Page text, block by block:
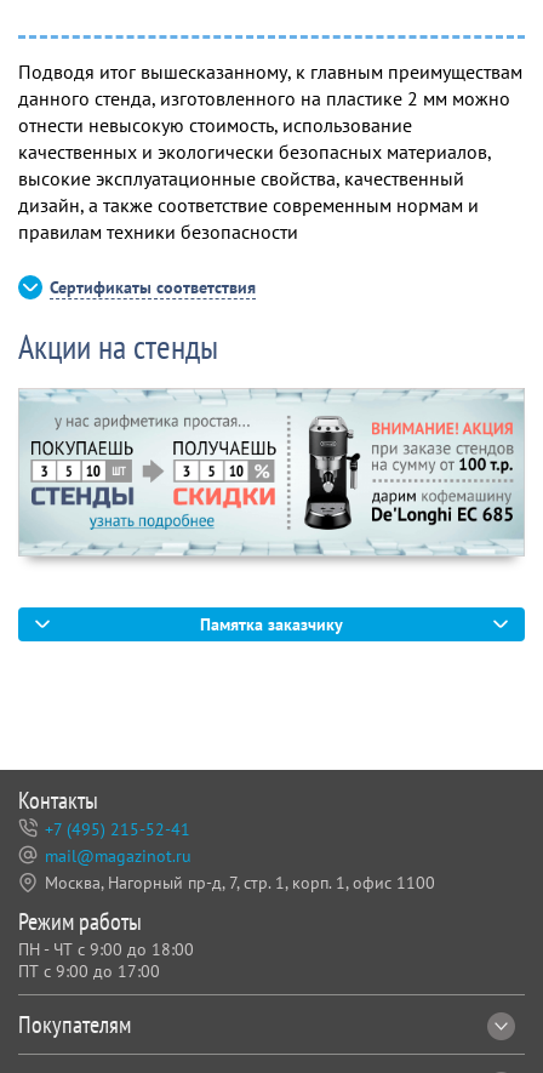
Подводя итог вышесказанному, к главным преимуществам
данного стенда, изготовленного на пластике 2 мм можно
отнести невысокую стоимость, использование
качественных и экологически безопасных материалов,
высокие эксплуатационные свойства, качественный
дизайн, а также соответствие современным нормам и
правилам техники безопасности
Сертификаты соответствия
Акции на стенды
Памятка заказчику
Покупателям
Контакты
+7 (495) 215-52-41
mail@magazinot.ru
Москва, Нагорный пр-д, 7, стр. 1, корп. 1, офис 1100
Режим работы
ПН - ЧТ с 9:00 до 18:00
ПТ с 9:00 до 17:00